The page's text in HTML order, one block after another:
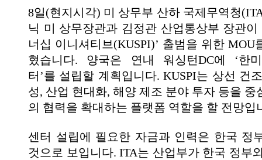
8일(현지시각) 미 상무부 산하 국제무역청
닉 미 상무장관과 김정관 산업통상부 장관이
너십 이니셔티브(KUSPI)’ 출범을 위한 MOU
혔습니다. 양국은 연내 워싱턴DC에 ‘한미
터’를 설립할 계획입니다. KUSPI는 상선 건
성, 산업 현대화, 해양 제조 분야 투자 등을 중
의 협력을 확대하는 플랫폼 역할을 할 전망입
센터 설립에 필요한 자금과 인력은 한국 정
것으로 보입니다. ITA는 산업부가 한국 정부